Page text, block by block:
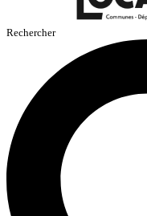
Rechercher